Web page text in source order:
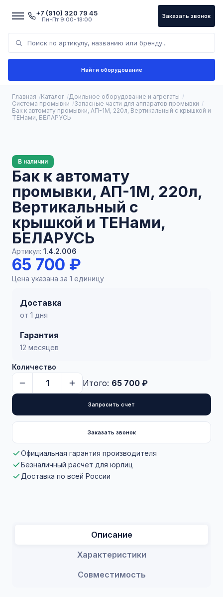
+7 (910) 320 79 45
Пн-Пт 9:00-18:00 Заказать звонок
Найти оборудование
Главная Каталог
Доильное оборудование и агрегаты
Система промывки
Запасные части для аппаратов промывки
Бак к автомату промывки, АП-1М, 220л, Вертикальный с крышкой и
ТЕНами, БЕЛАРУСЬ
В наличии
Бак к автомату
промывки, АП-1М, 220л,
Вертикальный с
крышкой и ТЕНами,
БЕЛАРУСЬ
Артикул: 1.4.2.006
65 700 ₽
Цена указана за 1 единицу
Доставка
от 1 дня
Гарантия
12 месяцев
Количество
Итого: 65 700 ₽
Запросить счет
Заказать звонок
Официальная гарантия производителя
Безналичный расчет для юрлиц
Доставка по всей России
Описание
Характеристики
Совместимость